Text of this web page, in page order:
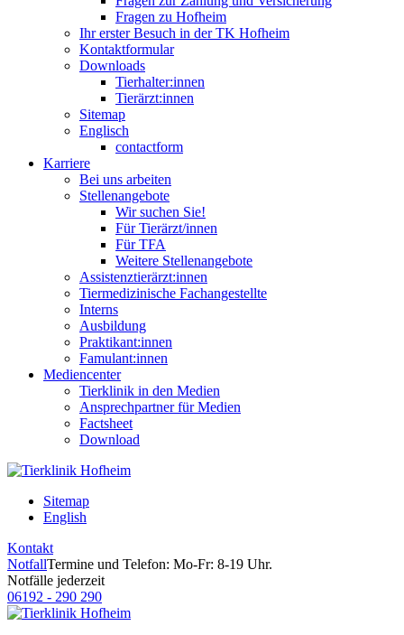
Fragen zu Hofheim
Ihr erster Besuch in der TK Hofheim
Kontaktformular
Downloads
Tierhalter:innen
Tierärzt:innen
Sitemap
Englisch
contactform
Karriere
Bei uns arbeiten
Stellenangebote
Wir suchen Sie!
Für Tierärzt/innen
Für TFA
Weitere Stellenangebote
Assistenztierärzt:innen
Tiermedizinische Fachangestellte
Interns
Ausbildung
Praktikant:innen
Famulant:innen
Mediencenter
Tierklinik in den Medien
Ansprechpartner für Medien
Factsheet
Download
Sitemap
English
Kontakt
NotfallTermine und Telefon: Mo-Fr: 8-19 Uhr.
Notfälle jederzeit
06192 - 290 290